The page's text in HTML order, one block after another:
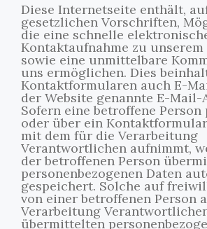
Diese Internetseite enthält,
gesetzlichen Vorschriften,
die eine schnelle
Kontaktaufnahme zu
sowie eine unmittelbare
uns ermöglichen. Dies
Kontaktformularen auch E-
der Website genannte E-Mail-
Sofern eine betroffene Person
oder über ein
mit dem für die Verarbeitung
Verantwortlichen aufnimmt,
der betroffenen Person
personenbezogenen Daten
gespeichert. Solche auf
von einer betroffenen Person
Verarbeitung
übermittelten